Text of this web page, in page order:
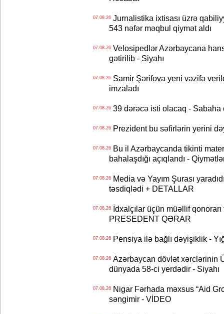
07.08.26Jurnalistika ixtisası üzrə
543 nəfər məqbul qiymət aldı
07.08.26Velosipedlər Azərbaycana
gətirilib - Siyahı
07.08.26Samir Şərifova yeni vəzifə
imzaladı
07.08.2639 dərəcə isti olacaq - Sabaha
07.08.26Prezident bu səfirlərin yerini
07.08.26Bu il Azərbaycanda tikinti
bahalaşdığı açıqlandı -
07.08.26Media və Yayım Şurası
təsdiqlədi + DETALLAR
07.08.26İdxalçılar üçün müəllif
PRESEDENT QƏRAR
07.08.26Pensiya ilə bağlı dəyişiklik -
07.08.26Azərbaycan dövlət xərclərinin
dünyada 58-ci yerdədir - Siyahı
07.08.26Nigar Fərhada məxsus “Aid
səngimir - VİDEO